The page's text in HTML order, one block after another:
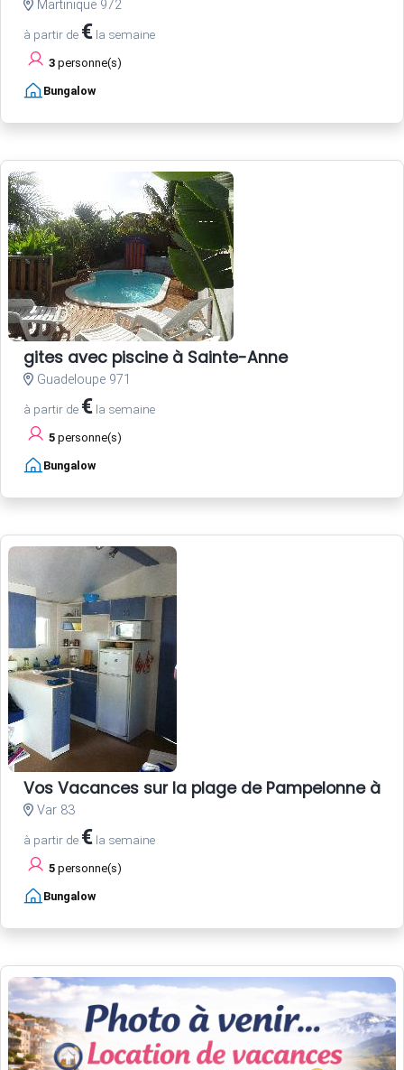
Martinique 972
à partir de € la semaine
3 personne(s)
Bungalow
gites avec piscine à Sainte-Anne
Guadeloupe 971
à partir de € la semaine
5 personne(s)
Bungalow
Vos Vacances sur la plage de Pampelonne à
Var 83
à partir de € la semaine
5 personne(s)
Bungalow